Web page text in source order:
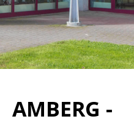
AMBERG -